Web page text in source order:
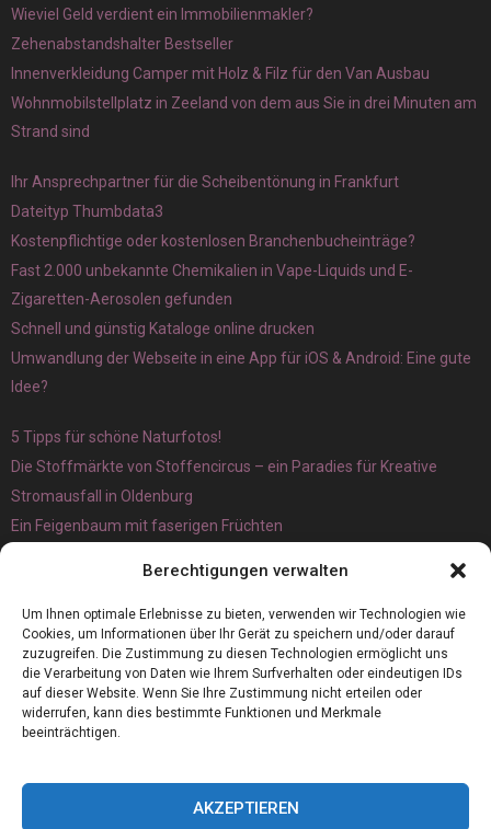
Berechtigungen verwalten
Um Ihnen optimale Erlebnisse zu bieten, verwenden wir Technologien wie
Cookies, um Informationen über Ihr Gerät zu speichern und/oder darauf
zuzugreifen. Die Zustimmung zu diesen Technologien ermöglicht uns
die Verarbeitung von Daten wie Ihrem Surfverhalten oder eindeutigen IDs
auf dieser Website. Wenn Sie Ihre Zustimmung nicht erteilen oder
widerrufen, kann dies bestimmte Funktionen und Merkmale
beeinträchtigen.
AKZEPTIEREN
Wieviel Geld verdient ein Immobilienmakler?
Zehenabstandshalter Bestseller
Innenverkleidung Camper mit Holz & Filz für den Van Ausbau
Wohnmobilstellplatz in Zeeland von dem aus Sie in drei Minuten am
Strand sind
Ihr Ansprechpartner für die Scheibentönung in Frankfurt
Dateityp Thumbdata3
Kostenpflichtige oder kostenlosen Branchenbucheinträge?
Fast 2.000 unbekannte Chemikalien in Vape-Liquids und E-
Zigaretten-Aerosolen gefunden
Schnell und günstig Kataloge online drucken
Umwandlung der Webseite in eine App für iOS & Android: Eine gute
Idee?
5 Tipps für schöne Naturfotos!
Die Stoffmärkte von Stoffencircus – ein Paradies für Kreative
Stromausfall in Oldenburg
Ein Feigenbaum mit faserigen Früchten
Magnetangeln